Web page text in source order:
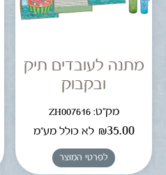
מתנה לעובדים תיק
ובקבוק
מק"ט: ZH007616
₪35.00 לא כולל מע"מ
לפרטי המוצר